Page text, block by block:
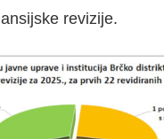
revizije.